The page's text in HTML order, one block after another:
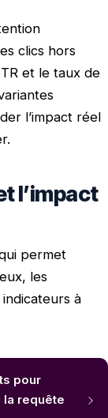
clics hors
et le taux de
l’impact réel
l’impact
permet
les
à
pour
la requête